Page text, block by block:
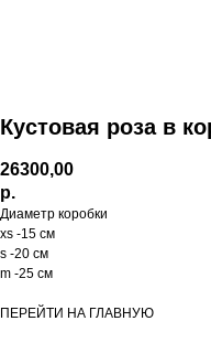
Кустовая роза в
26300,00
р.
Диаметр коробки
xs -15 см
s -20 см
m -25 см
ПЕРЕЙТИ НА ГЛАВНУЮ